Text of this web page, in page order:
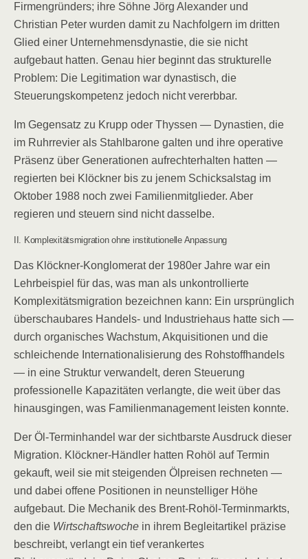
Firmengründers; ihre Söhne Jörg Alexander und
Christian Peter wurden damit zu Nachfolgern im dritten
Glied einer Unternehmensdynastie, die sie nicht
aufgebaut hatten. Genau hier beginnt das strukturelle
Problem: Die Legitimation war dynastisch, die
Steuerungskompetenz jedoch nicht vererbbar.
Im Gegensatz zu Krupp oder Thyssen — Dynastien, die
im Ruhrrevier als Stahlbarone galten und ihre operative
Präsenz über Generationen aufrechterhalten hatten —
regierten bei Klöckner bis zu jenem Schicksalstag im
Oktober 1988 noch zwei Familienmitglieder. Aber
regieren und steuern sind nicht dasselbe.
II. Komplexitätsmigration ohne institutionelle Anpassung
Das Klöckner-Konglomerat der 1980er Jahre war ein
Lehrbeispiel für das, was man als unkontrollierte
Komplexitätsmigration bezeichnen kann: Ein ursprünglich
überschaubares Handels- und Industriehaus hatte sich —
durch organisches Wachstum, Akquisitionen und die
schleichende Internationalisierung des Rohstoffhandels
— in eine Struktur verwandelt, deren Steuerung
professionelle Kapazitäten verlangte, die weit über das
hinausgingen, was Familienmanagement leisten konnte.
Der Öl-Terminhandel war der sichtbarste Ausdruck dieser
Migration. Klöckner-Händler hatten Rohöl auf Termin
gekauft, weil sie mit steigenden Ölpreisen rechneten —
und dabei offene Positionen in neunstelliger Höhe
aufgebaut. Die Mechanik des Brent-Rohöl-Terminmarkts,
den die Wirtschaftswoche in ihrem Begleitartikel präzise
beschreibt, verlangt ein tief verankertes